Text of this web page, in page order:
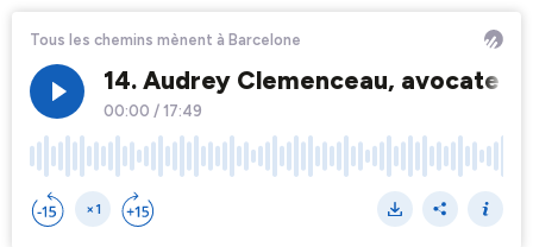
Tous les chemins mènent à Barcelone
14. Audrey Clemenceau, avocate :
00:00 / 17:49
×1